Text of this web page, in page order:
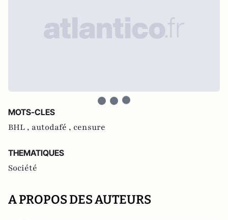
MOTS-CLES
BHL , autodafé , censure
THEMATIQUES
Société
A PROPOS DES AUTEURS